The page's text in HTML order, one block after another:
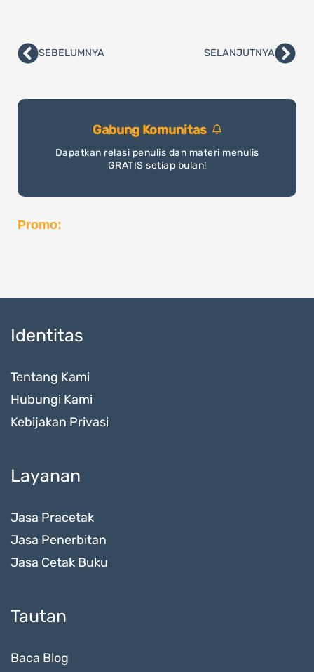
PrevSEBELUMNYA SELANJUTNYA
Gabung Komunitas
Dapatkan relasi penulis dan materi menulis
GRATIS setiap bulan!
Promo:
Identitas
Tentang Kami
Hubungi Kami
Kebijakan Privasi
Layanan
Jasa Pracetak
Jasa Penerbitan
Jasa Cetak Buku
Tautan
Baca Blog